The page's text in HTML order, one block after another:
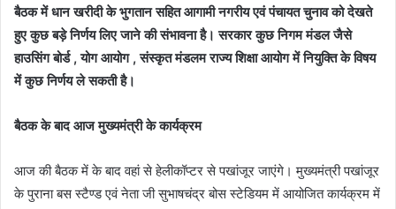
बैठक में धान खरीदी के भुगतान सहित आगामी नगरीय एवं पंचायत चुनाव को देखते
हुए कुछ बड़े निर्णय लिए जाने की संभावना है। सरकार कुछ निगम मंडल जैसे
हाउसिंग बोर्ड , योग आयोग , संस्कृत मंडलम राज्य शिक्षा आयोग में नियुक्ति के विषय
में कुछ निर्णय ले सकती है।
बैठक के बाद आज मुख्यमंत्री के कार्यक्रम
आज की बैठक में के बाद वहां से हेलीकॉप्टर से पखांजूर जाएंगे। मुख्यमंत्री पखांजूर
के पुराना बस स्टैण्ड एवं नेता जी सुभाषचंद्र बोस स्टेडियम में आयोजित कार्यक्रम में